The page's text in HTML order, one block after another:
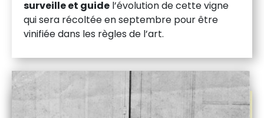
surveille et guide l’évolution de cette vigne
qui sera récoltée en septembre pour être
vinifiée dans les règles de l’art.